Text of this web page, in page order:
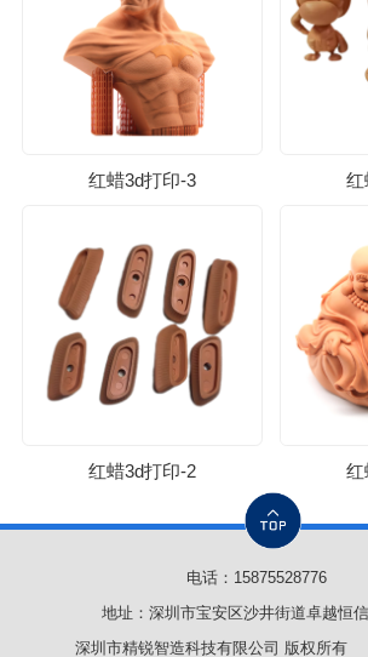
红蜡3d打印-3 红
红蜡3d打印-2 红
电话： 15875528776
地址：深圳市宝安区沙井街道卓越恒
深圳市精锐智造科技有限公司 版权所有